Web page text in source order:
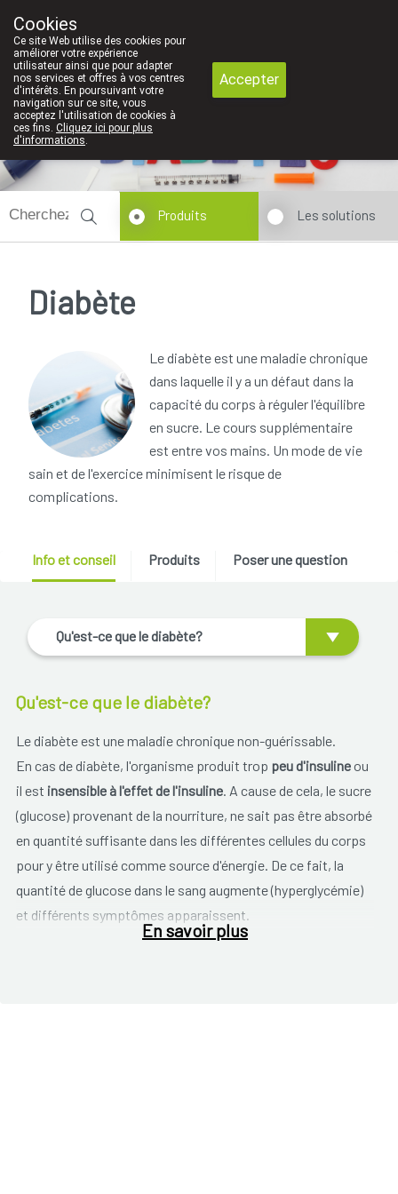
contat personel est pour nous un très grand valeur. C'est
02/5135502
Aujourd'hui A présent
Produits Les solutions
Diabète
Le diabète est une maladie chronique
dans laquelle il y a un défaut dans la
capacité du corps à réguler l'équilibre
en sucre. Le cours supplémentaire
est entre vos mains. Un mode de vie
sain et de l'exercice minimisent le risque de
complications.
Info et conseil Produits Poser une question
Qu'est-ce que le diabète?
Qu'est-ce que le diabète?
Le diabète est une maladie chronique non-guérissable.
En cas de diabète, l'organisme produit trop peu d'insulineou
il est insensible à l'effet de l'insuline. A cause de cela, le sucre
(glucose) provenant de la nourriture, ne sait pas être absorbé
en quantité suffisante dans les différentes cellules du corps
pour y être utilisé comme source d'énergie. De ce fait, la
quantité de glucose dans le sang augmente (hyperglycémie)
et différents symptômes apparaissent.
En savoir plus
Cookies
Ce site Web utilise des cookies pour
améliorer votre expérience
utilisateur ainsi que pour adapter
nos services et offres à vos centres
d'intérêts. En poursuivant votre
navigation sur ce site, vous
acceptez l'utilisation de cookies à
ces fins. Cliquez ici pour plus
d'informations.
Accepter